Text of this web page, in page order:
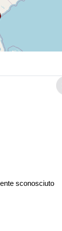
sconosciuto